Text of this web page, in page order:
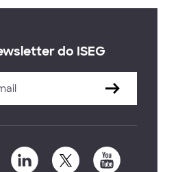
do ISEG